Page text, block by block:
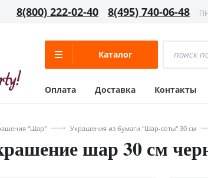
8(800) 222-02-40 8(495) 740-06-48
Каталог
Оплата Доставка Контакты
"Шар" Украшения из бумаги "Шар-соты" 30 см
шар 30 см